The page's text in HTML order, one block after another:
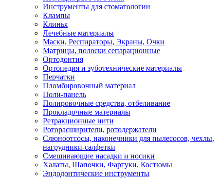
Инструменты для стоматологии
Клампы
Клинья
Лечебные материалы
Маски, Респираторы, Экраны, Очки
Матрицы, полоски сепарационные
Ортодонтия
Ортопедия и зуботехнические материалы
Перчатки
Пломбировочный материал
Поли-панель
Полировочные средства, отбеливание
Прокладочные материалы
Ретракционные нити
Роторасширители, ротодержатели
Слюноотсосы, наконечники для пылесосов, чехлы,
нагрудники-салфетки
Смешивающие насадки и носики
Халаты, Шапочки, Фартуки, Костюмы
Эндодонтические инструменты